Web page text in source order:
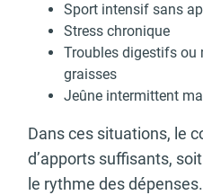
Sport intensif sans
Stress chronique
Troubles digestifs ou
graisses
Jeûne intermittent
Dans ces situations, le
d’apports suffisants,
le rythme des